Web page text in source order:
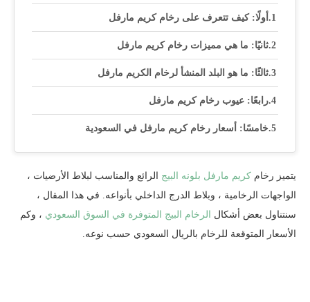
أولًا: كيف تتعرف على رخام كريم مارفل
ثانيًا: ما هي مميزات رخام كريم مارفل
ثالثًا: ما هو البلد المنشأ لرخام الكريم مارفل
رابعًا: عيوب رخام كريم مارفل
خامسًا: أسعار رخام كريم مارفل في السعودية
يتميز رخام كريم مارفل بلونه البيج الرائع والمناسب لبلاط الأرضيات ،
الواجهات الرخامية ، وبلاط الدرج الداخلي بأنواعه. في هذا المقال ،
سنتناول بعض أشكال الرخام البيج المتوفرة في السوق السعودي ، وكم
الأسعار المتوقعة للرخام بالريال السعودي حسب نوعه.